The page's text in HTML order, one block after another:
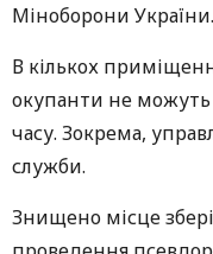
Міноборони України.
В кількох
окупанти не можуть
часу. Зокрема,
служби.
Знищено місце